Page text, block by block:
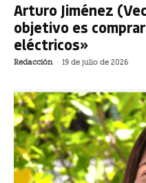
Arturo Jiménez
objetivo es
eléctricos»
Redacción - 19 de julio de 2026